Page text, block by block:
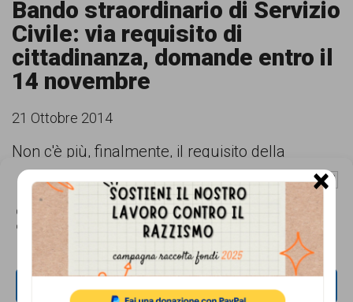
Gestisci Consenso Cookie
Questo sito fa uso di cookie, anche di terze parti, ma non utilizza alcun cookie
di profilazione.
ACCETTA
Bando straordinario di Servizio
Civile: via requisito di
cittadinanza, domande entro il
14 novembre
21 Ottobre 2014
Non c'è più, finalmente, il requisito della
cittadinanza italiana nel bando straordinario
pubblicato mercoledì scorso dal Dipartimento
della Gioventù e del Servizio Civile Nazionale.
Da anni i tribunali sottolineano il carattere
discriminatorio della clausola di cittadinanza.
×